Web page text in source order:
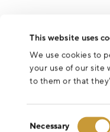
This website uses
We use cookies to
your use of our site
to them or that
Necessary